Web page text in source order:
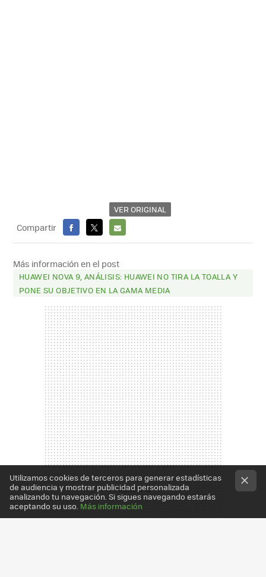
VER ORIGINAL
Compartir
FACEBOOK
X
E-
MAIL
Más información en el post
HUAWEI NOVA 9, ANÁLISIS: HUAWEI NO TIRA LA TOALLA Y
PONE SU OBJETIVO EN LA GAMA MEDIA
Utilizamos cookies de terceros para generar estadísticas
de audiencia y mostrar publicidad personalizada
analizando tu navegación. Si sigues navegando estarás
aceptando su uso. Más información